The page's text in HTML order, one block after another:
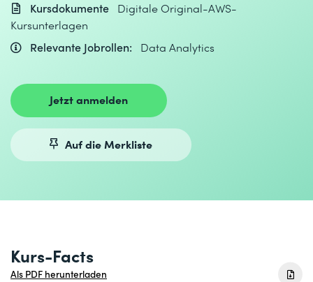
Kursdokumente
Digitale Original-AWS-
Kursunterlagen
Relevante Jobrollen:
Data Analytics
Jetzt anmelden
Auf die Merkliste
Kurs-Facts
Als PDF herunterladen